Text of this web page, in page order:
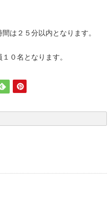
は２５分以内となります。
０名となります。